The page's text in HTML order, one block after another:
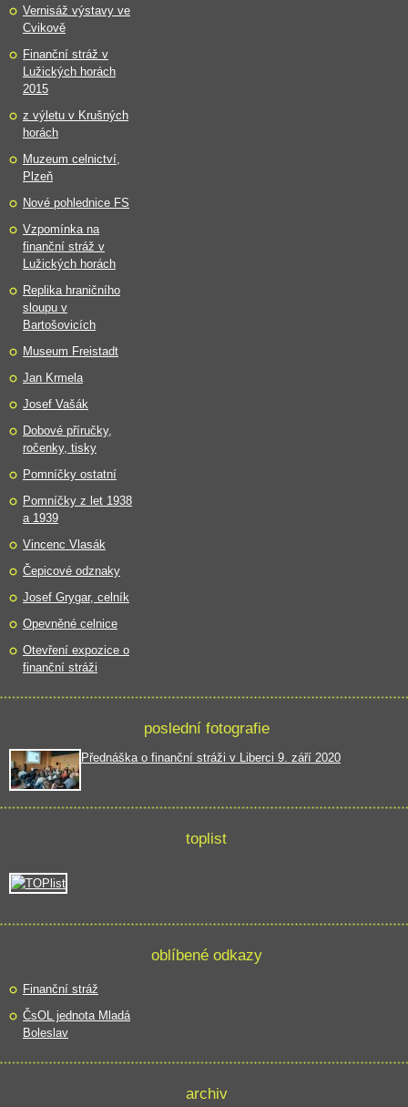
Vernisáž výstavy ve
Cvikově
Finanční stráž v
Lužických horách
2015
z výletu v Krušných
horách
Muzeum celnictví,
Plzeň
Nové pohlednice FS
Vzpomínka na
finanční stráž v
Lužických horách
Replika hraničního
sloupu v
Bartošovicích
Museum Freistadt
Jan Krmela
Josef Vašák
Dobové příručky,
ročenky, tisky
Pomníčky ostatní
Pomníčky z let 1938
a 1939
Vincenc Vlasák
Čepicové odznaky
Josef Grygar, celník
Opevněné celnice
Otevření expozice o
finanční stráži
poslední fotografie
Přednáška o finanční stráži v Liberci 9. září 2020
toplist
oblíbené odkazy
Finanční stráž
ČsOL jednota Mladá
Boleslav
archiv